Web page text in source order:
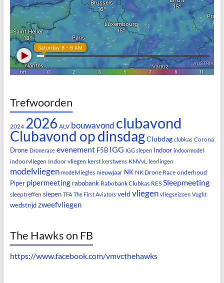
Trefwoorden
2024 2026 ALV bouwavond clubavond
Clubavond op dinsdagClubdag clubkas Corona
Drone Dronerace evenement F5B IGG IGG slepen Indoor indoormodel
indoorvliegen Indoor vliegen kerst kerstwens KNVvL leerlingen
modelvliegen modelvliegles nieuwjaar NK NK Drone Race onderhoud
Piper pipermeeting rabobank Rabobank Clubkas RES Sleepmeeting
sleeptreffen slepen TFA The First Aviators veld vliegen vliegseizoen Vught
wedstrijd zweefvliegen
The Hawks on FB
https://www.facebook.com/vmvcthehawks